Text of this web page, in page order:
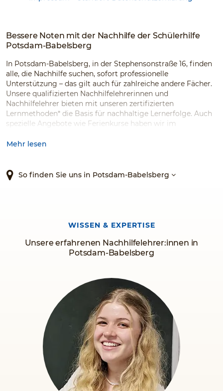
Bessere Noten mit der Nachhilfe der Schülerhilfe
Potsdam-Babelsberg
In Potsdam-Babelsberg, in der Stephensonstraße 16, finden
alle, die Nachhilfe suchen, sofort professionelle
Unterstützung – das gilt auch für zahlreiche andere Fächer.
Unsere qualifizierten Nachhilfelehrerinnen und
Nachhilfelehrer bieten mit unseren zertifizierten
Lernmethoden* die Basis für nachhaltige Lernerfolge. Auch
spezielle Angebote wie Ferienkurse haben wir im
Mehr lesen
So finden Sie uns in Potsdam-Babelsberg
Unsere erfahrenen Nachhilfelehrer:innen in
Potsdam-Babelsberg
WISSEN & EXPERTISE